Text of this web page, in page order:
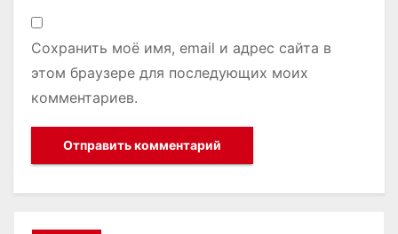
Сохранить моё имя, email и адрес сайта в
этом браузере для последующих моих
комментариев.